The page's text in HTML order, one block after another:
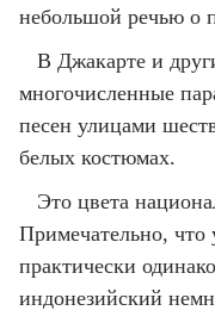
небольшой речью о
В Джакарте и
многочисленные
песен улицами
белых костюмах.
Это цвета
Примечательно,
практически
индонезийский